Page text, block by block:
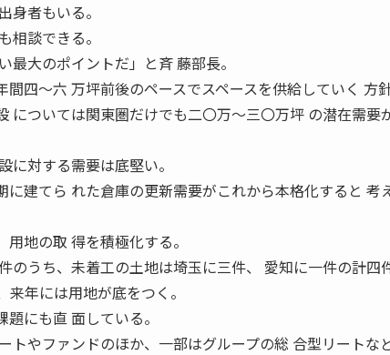
身者もいる。
相談できる。
最大のポイントだ」と斉 藤部長。
四〜六 万坪前後のペースでスペースを供給していく 方針
については関東圏だけでも二〇万〜三〇万坪 の潜在需要
に対する需要は底堅い。
に建てら れた倉庫の更新需要がこれから本格化すると 考
地の取 得を積極化する。
のうち、未着工の土地は埼玉に三件、 愛知に一件の計四
年には用地が底をつく。
にも直 面している。
トやファンドのほか、一部はグループの総 合型リートな